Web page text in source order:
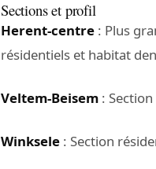
Sections et profil
Herent-centre : Plus
résidentiels et habitat
Veltem-Beisem :
Winksele : Section